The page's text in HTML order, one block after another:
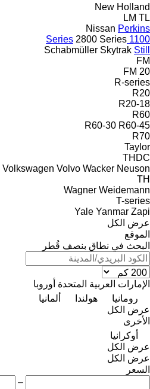
New Holland
LM TL
Nissan Perkins
1100 Series
2800 Series
Schabmüller Skytrak Still
FM
FM 20
R-series
R20
R20-18
R60
R60-30 R60-45
R70
Taylor
THDC
Volkswagen Volvo Wacker Neuson
TH
Wagner Weidemann
T-series
Yale Yanmar Zapi
عرض الكل
الموقع
البحث في نطاق بنصف قُطر
الإمارات العربية المتحدة أوروبا
رومانيا
هولندا
ألمانيا
عرض الكل
الأخرى
أوكرانيا
عرض الكل
عرض الكل
السعر
–